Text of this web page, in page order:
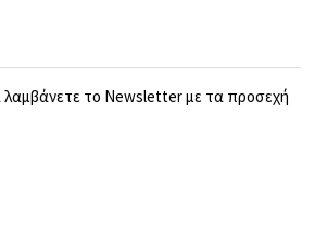
λαμβάνετε το Newsletter με τα προσεχή